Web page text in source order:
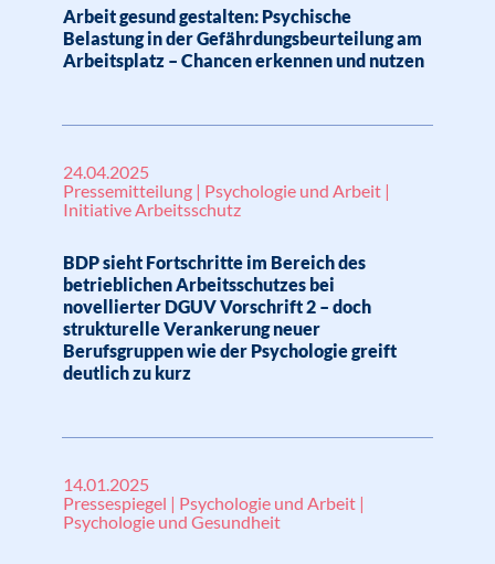
Arbeit gesund gestalten: Psychische
Belastung in der Gefährdungsbeurteilung am
Arbeitsplatz – Chancen erkennen und nutzen
24.04.2025
Pressemitteilung | Psychologie und Arbeit |
Initiative Arbeitsschutz
BDP sieht Fortschritte im Bereich des
betrieblichen Arbeitsschutzes bei
novellierter DGUV Vorschrift 2 – doch
strukturelle Verankerung neuer
Berufsgruppen wie der Psychologie greift
deutlich zu kurz
14.01.2025
Pressespiegel | Psychologie und Arbeit |
Psychologie und Gesundheit